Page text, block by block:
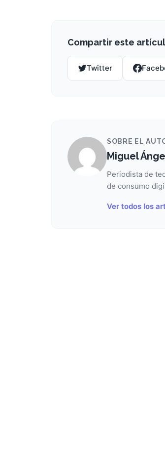
Compartir este
Twitter
SOBRE EL
Miguel
Periodista de
de consumo
Ver todos los